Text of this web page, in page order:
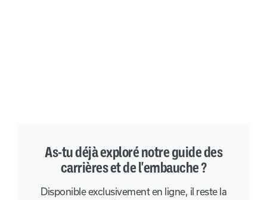
As-tu déjà exploré notre guide des
carrières et de l'embauche ?
Disponible exclusivement en ligne, il reste la